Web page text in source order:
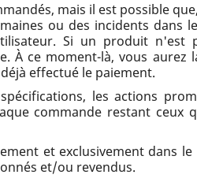
mais il est possible
ou des incidents dans
Si un produit n'est
À ce moment-là, vous
effectué le paiement.
les actions
commande restant ceux
et exclusivement dans
et/ou revendus.